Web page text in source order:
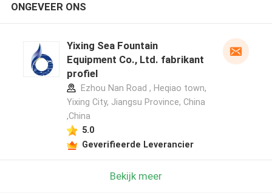
ONGEVEER ONS
Yixing Sea Fountain
Equipment Co., Ltd. fabrikant
profiel
Ezhou Nan Road , Heqiao town,
Yixing City, Jiangsu Province, China
,China
5.0
Geverifieerde Leverancier
Bekijk meer